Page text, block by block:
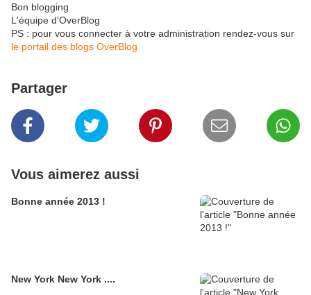
Bon blogging
L'équipe d'OverBlog
PS : pour vous connecter à votre administration rendez-vous sur
le portail des blogs OverBlog
Partager
Vous aimerez aussi
Bonne année 2013 !
New York New York ....